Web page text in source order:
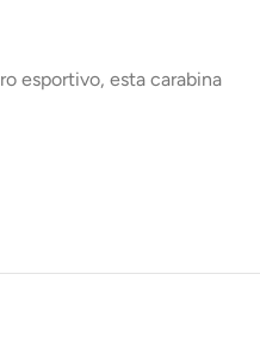
esportivo, esta carabina